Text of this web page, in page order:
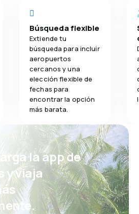
Búsqueda flexible
Extiende tu
búsqueda para incluir
aeropuertos
cercanos y una
elección flexible de
fechas para
encontrar la opción
más barata.
la app de
y viaja